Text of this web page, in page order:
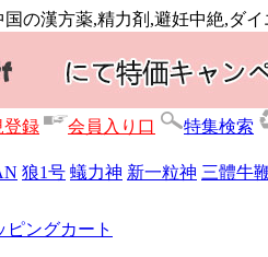
の漢方薬,精力剤,避妊中絶,ダ
登録 会員入り口 特集検索
狼1号 蟻力神 新一粒神 三體牛
ピングカート